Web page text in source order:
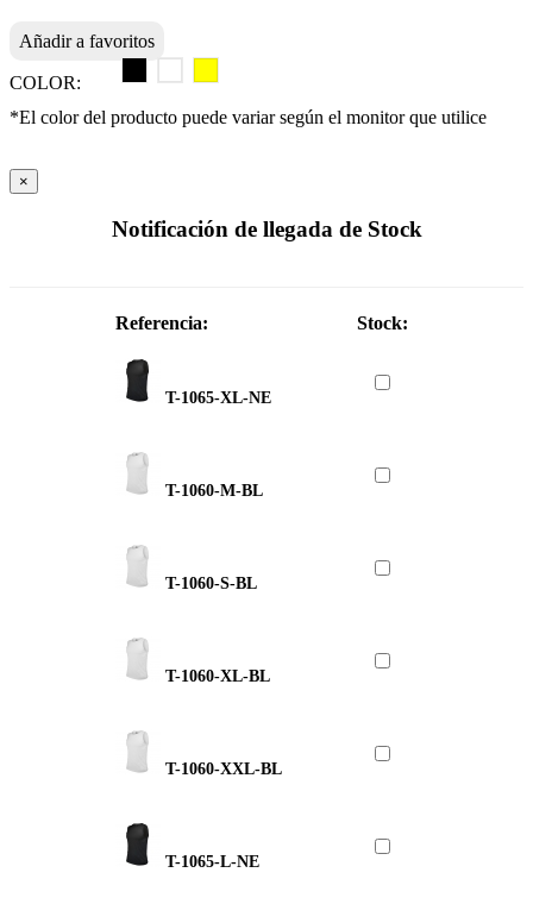
Añadir a favoritos
COLOR:
*El color del producto puede variar según el monitor que utilice
×
Notificación de llegada de Stock
Referencia: Stock:
T-1065-XL-NE
T-1060-M-BL
T-1060-S-BL
T-1060-XL-BL
T-1060-XXL-BL
T-1065-L-NE